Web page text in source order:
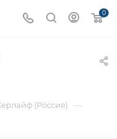
0
(Россия) —